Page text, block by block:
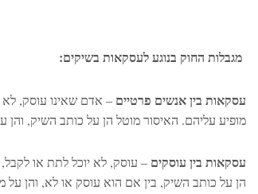
מגבלות החוק בנוגע לעסקאות בשיקים:
עסקאות ביןאנשים פרטיים
מופיע עליהם. האיסור מוטל הן על כותב השיק, והן
עסקאות בין עוסקים – עוסק, לא יוכל לתת או
הן על כותב השיק, בין אם הוא עוסק או לא, והן על